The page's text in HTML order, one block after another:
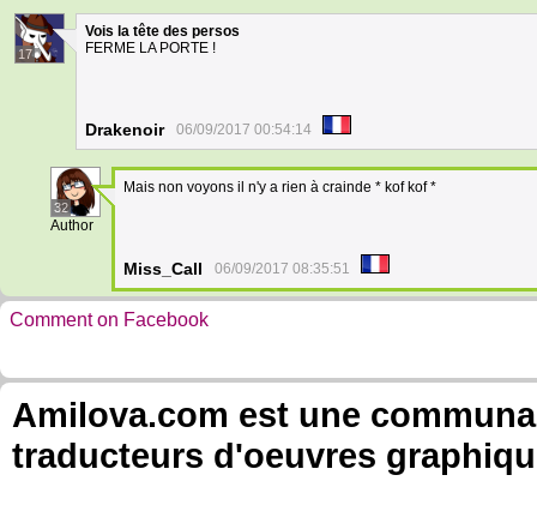
17
Vois la tête des persos
FERME LA PORTE !
Drakenoir 06/09/2017 00:54:14
32
Author
Mais non voyons il n'y a rien à crainde * kof kof *
Miss_Call 06/09/2017 08:35:51
Comment on Facebook
Amilova.com est une
traducteurs d'oeuvres